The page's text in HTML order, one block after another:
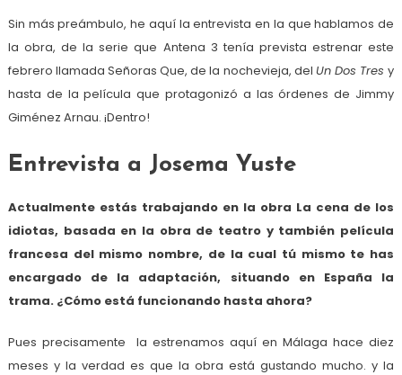
Sin más preámbulo, he aquí la entrevista en la que hablamos de
la obra, de la serie que Antena 3 tenía prevista estrenar este
febrero llamada Señoras Que, de la nochevieja, del Un Dos Tresy
hasta de la película que protagonizó a las órdenes de Jimmy
Giménez Arnau. ¡Dentro!
Entrevista a Josema Yuste
Actualmente estás trabajando en la obra La cena de los
idiotas, basada en la obra de teatro y también película
francesa del mismo nombre, de la cual tú mismo te has
encargado de la adaptación, situando en España la
trama. ¿Cómo está funcionando hasta ahora?
Pues precisamente la estrenamos aquí en Málaga hace diez
meses y la verdad es que la obra está gustando mucho. y la